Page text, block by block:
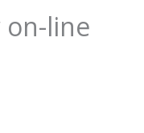
on-line